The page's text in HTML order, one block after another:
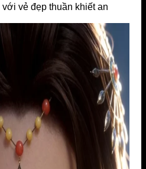
vẻ đẹp thuần khiết an